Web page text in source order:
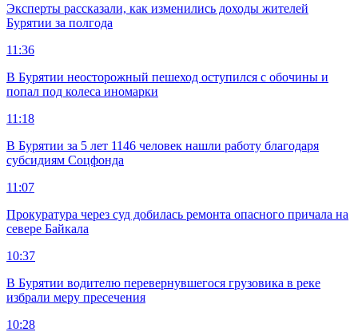
Эксперты рассказали, как изменились доходы жителей
Бурятии за полгода
11:36
В Бурятии неосторожный пешеход оступился с обочины и
попал под колеса иномарки
11:18
В Бурятии за 5 лет 1146 человек нашли работу благодаря
субсидиям Соцфонда
11:07
Прокуратура через суд добилась ремонта опасного причала на
севере Байкала
10:37
В Бурятии водителю перевернувшегося грузовика в реке
избрали меру пресечения
10:28